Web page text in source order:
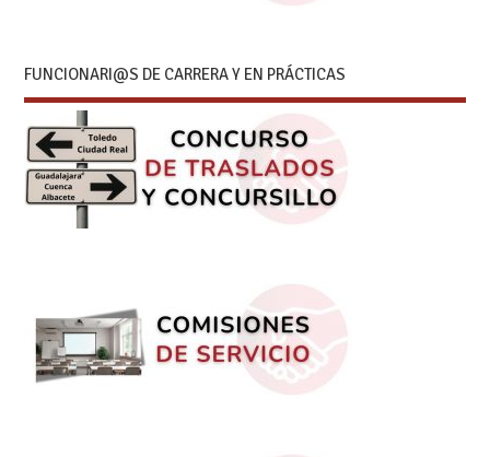
FUNCIONARI@S DE CARRERA Y EN PRÁCTICAS